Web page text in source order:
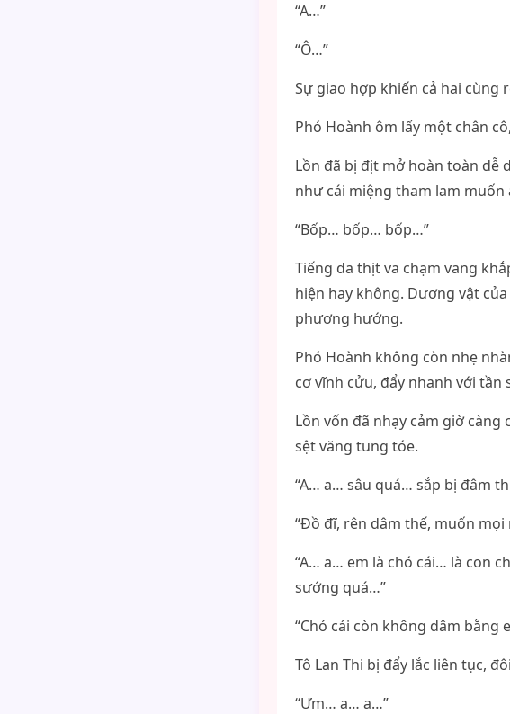
“A…”
“Ô…”
Sự giao hợp khiến cả hai cùng
Phó Hoành ôm lấy một chân
Lồn đã bị địt mở hoàn toàn dễ
như cái miệng tham lam muốn
“Bốp… bốp… bốp…”
Tiếng da thịt va chạm vang
hiện hay không. Dương vật
phương hướng.
Phó Hoành không còn nhẹ
cơ vĩnh cửu, đẩy nhanh với
Lồn vốn đã nhạy cảm giờ
sệt văng tung tóe.
“A… a… sâu quá… sắp bị đâm
“Đồ đĩ, rên dâm thế, muốn
“A… a… em là chó cái… là con
sướng quá…”
“Chó cái còn không dâm bằng
Tô Lan Thi bị đẩy lắc liên tục,
“Ưm… a… a…”